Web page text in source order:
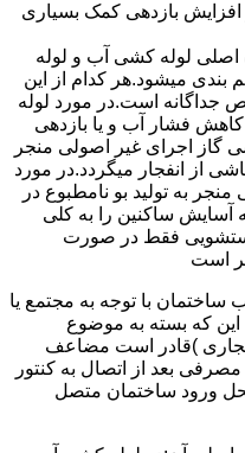
بازدهی کمک بسیاری
لوله کشی آب و لوله
میشود.هر کدام از این
جداگانه است.در مورد لوله
فشار آب و یا بازدهی
گاز اجرای غیر اصولی منجر
از انفجار میگردد.در مورد
به تولید بو نامطبوع در
ساکنین را به کلی
فقط در صورت
است
ساختمان با توجه به مجتمع یا
این که بسته به موضوع
تجاری )قادر است مضاعف
بعد از اتصال به کنتور
ورود ساختمان متصل